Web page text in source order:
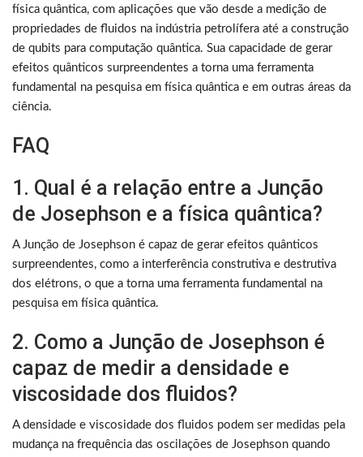
física quântica, com aplicações que vão desde a medição de
propriedades de fluidos na indústria petrolífera até a construção
de qubits para computação quântica. Sua capacidade de gerar
efeitos quânticos surpreendentes a torna uma ferramenta
fundamental na pesquisa em física quântica e em outras áreas da
ciência.
FAQ
1. Qual é a relação entre a Junção
de Josephson e a física quântica?
A Junção de Josephson é capaz de gerar efeitos quânticos
surpreendentes, como a interferência construtiva e destrutiva
dos elétrons, o que a torna uma ferramenta fundamental na
pesquisa em física quântica.
2. Como a Junção de Josephson é
capaz de medir a densidade e
viscosidade dos fluidos?
A densidade e viscosidade dos fluidos podem ser medidas pela
mudança na frequência das oscilações de Josephson quando